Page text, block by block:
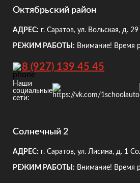
Октябрьский район
АДРЕС: г. Саратов, ул. Вольская, д. 29
РЕЖИМ РАБОТЫ: Внимание! Время
8 (927) 139 45 45
Наши
социальные
сети:
Солнечный 2
АДРЕС: г. Саратов, ул. Лисина, д. 1
РЕЖИМ РАБОТЫ: Внимание! Время